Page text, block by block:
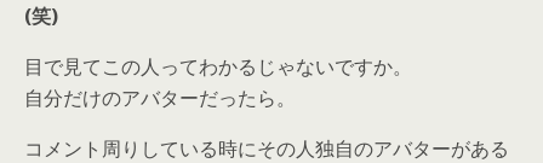
(笑)
目で見てこの人ってわかるじゃないですか。
自分だけのアバターだったら。
コメント周りしている時にその人独自のアバターがある